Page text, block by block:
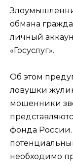
обмана
личный
«Госуслуг».
Об этом
ловушки
мошенники
фонда
необходимо